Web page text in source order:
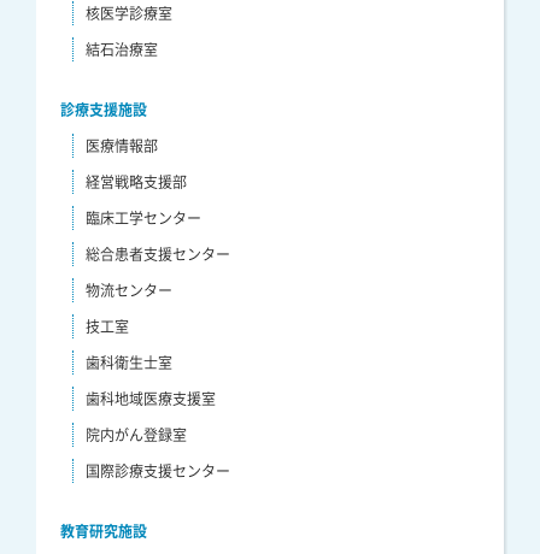
核医学診療室
結石治療室
診療支援施設
医療情報部
経営戦略支援部
臨床工学センター
総合患者支援センター
物流センター
技工室
歯科衛生士室
歯科地域医療支援室
院内がん登録室
国際診療支援センター
教育研究施設